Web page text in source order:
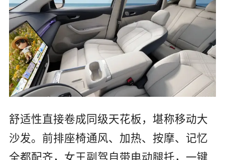
舒适性直接卷成同级天花板，堪称移动大
沙发。前排座椅通风、加热、按摩、记忆
全都配齐，女王副驾自带电动腿托，一键